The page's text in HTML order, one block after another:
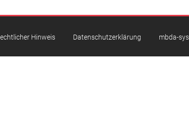
Hinweis Datenschutzerklärung mbda-